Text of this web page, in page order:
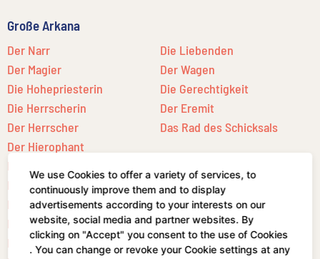
Große Arkana
Der Narr
Der Magier
Die Hohepriesterin
Die Herrscherin
Der Herrscher
Der Hierophant
Die Liebenden
Der Wagen
Die Gerechtigkeit
Der Eremit
Das Rad des Schicksals
Der Kraft
Der Gehängte
Der Tod
Die Mäßigkeit
Der Teufel
Der Mond
Die Sonne
Das Gericht
Die Welt
We use Cookies to offer a variety of services, to
continuously improve them and to display
advertisements according to your interests on our
website, social media and partner websites. By
clicking on "Accept" you consent to the use of Cookies
. You can change or revoke your Cookie settings at any